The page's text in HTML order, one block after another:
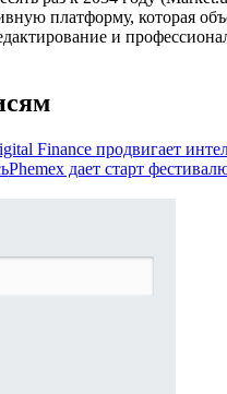
платформу, которая
и
Finance продвигает
Phemex дает старт